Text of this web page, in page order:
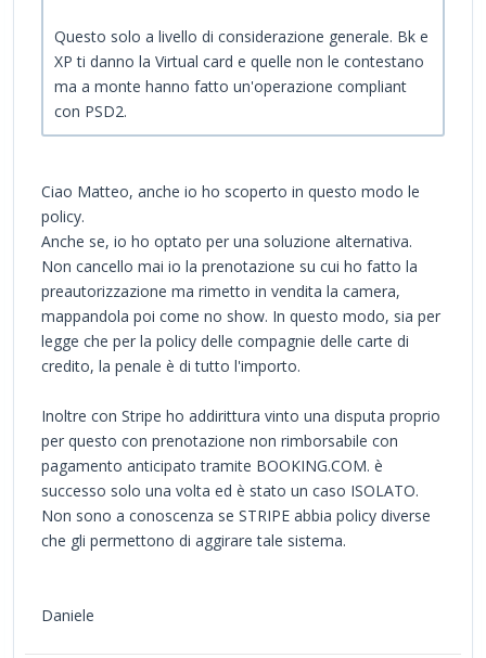
Questo solo a livello di considerazione generale. Bk e
XP ti danno la Virtual card e quelle non le contestano
ma a monte hanno fatto un'operazione compliant
con PSD2.
Ciao Matteo, anche io ho scoperto in questo modo le
policy.
Anche se, io ho optato per una soluzione alternativa.
Non cancello mai io la prenotazione su cui ho fatto la
preautorizzazione ma rimetto in vendita la camera,
mappandola poi come no show. In questo modo, sia per
legge che per la policy delle compagnie delle carte di
credito, la penale è di tutto l'importo.
Inoltre con Stripe ho addirittura vinto una disputa proprio
per questo con prenotazione non rimborsabile con
pagamento anticipato tramite BOOKING.COM. è
successo solo una volta ed è stato un caso ISOLATO.
Non sono a conoscenza se STRIPE abbia policy diverse
che gli permettono di aggirare tale sistema.
Daniele